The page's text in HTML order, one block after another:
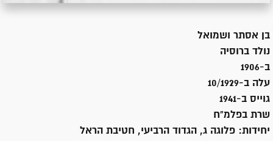
בן אסתר ושמואל
נולד ברוסיה
ב-1906
עלה ב-10/1929
גוייס ב-1941
שרת בפלמ"ח
יחידות: פלוגה ג, הגדוד הרביעי, חטיבת הראל